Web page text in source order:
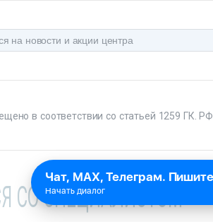
в соответствии со статьей 1259 ГК. РФ.
СО СПЕЦИАЛИСТОМ